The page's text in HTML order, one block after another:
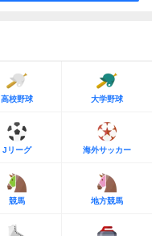
高校野球 大学野球
Jリーグ 海外サッカー
競馬 地方競馬